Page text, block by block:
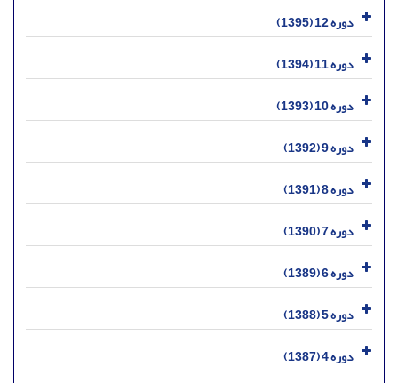
دوره 12 (1395)
دوره 11 (1394)
دوره 10 (1393)
دوره 9 (1392)
دوره 8 (1391)
دوره 7 (1390)
دوره 6 (1389)
دوره 5 (1388)
دوره 4 (1387)